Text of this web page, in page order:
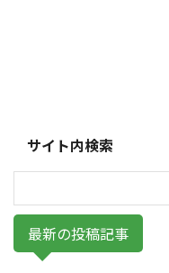
サイト内検索
最新の投稿記事